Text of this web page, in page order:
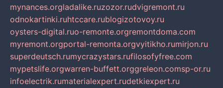
mynances.orgladalike.ruzozor.rudvigremont.ru
odnokartinki.ruhtccare.rublogizotovoy.ru
oysters-digital.ruo-remonte.orgremontdoma.com
myremont.orgportal-remonta.orgvyitikho.rumirjon.ru
superdeutsch.rumycrazystars.rufilosofyfree.com
mypetslife.orgwarren-buffett.orggreleon.comsp-or.ru
infoelectrik.rumaterialexpert.rudetkiexpert.ru